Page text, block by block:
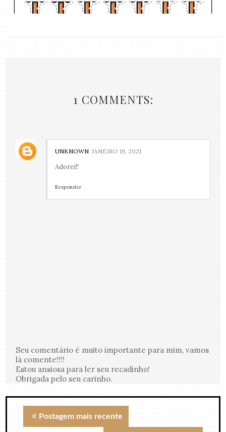
1 COMMENTS:
UNKNOWN JANEIRO 19, 2021
Adorei!!
Responder
Seu comentário é muito importante para mim, vamos
lá comente!!!!
Estou ansiosa para ler seu recadinho!
Obrigada pelo seu carinho.
Postagem mais recente